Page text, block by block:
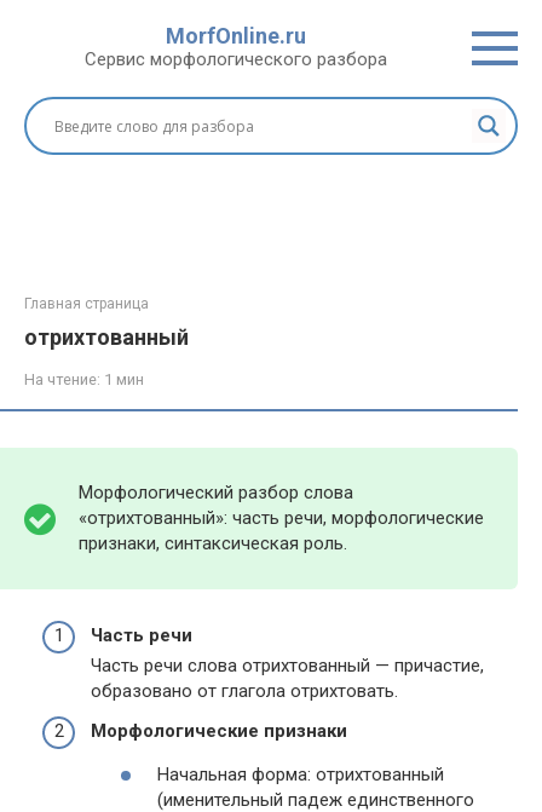
MorfOnline.ru
Сервис морфологического разбора
Главная страница
отрихтованный
На чтение: 1 мин
Морфологический разбор слова
«отрихтованный»: часть речи, морфологические
признаки, синтаксическая роль.
Часть речи
Часть речи слова отрихтованный — причастие,
образовано от глагола отрихтовать.
Морфологические признаки
Начальная форма: отрихтованный
(именительный падеж единственного